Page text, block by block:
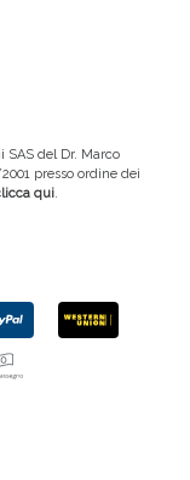
SAS del Dr. Marco
presso ordine dei
qui.